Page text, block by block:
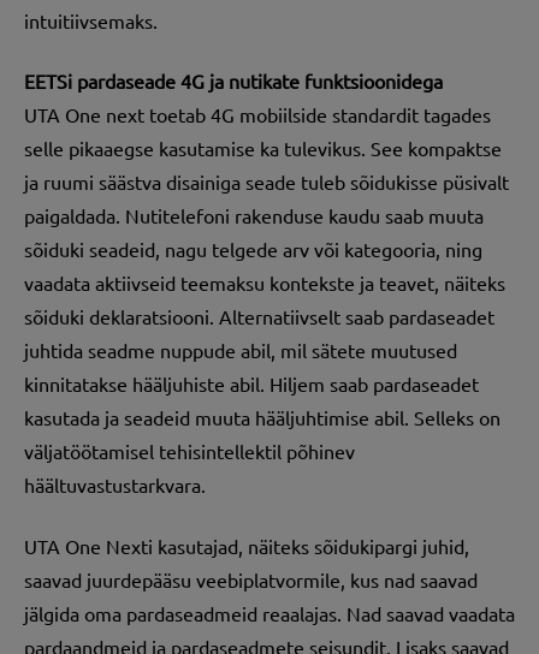
intuitiivsemaks.
EETSi pardaseade 4G ja nutikate funktsioonidega
UTA One next toetab 4G mobiilside standardit tagades
selle pikaaegse kasutamise ka tulevikus. See kompaktse
ja ruumi säästva disainiga seade tuleb sõidukisse püsivalt
paigaldada. Nutitelefoni rakenduse kaudu saab muuta
sõiduki seadeid, nagu telgede arv või kategooria, ning
vaadata aktiivseid teemaksu kontekste ja teavet, näiteks
sõiduki deklaratsiooni. Alternatiivselt saab pardaseadet
juhtida seadme nuppude abil, mil sätete muutused
kinnitatakse hääljuhiste abil. Hiljem saab pardaseadet
kasutada ja seadeid muuta hääljuhtimise abil. Selleks on
väljatöötamisel tehisintellektil põhinev
häältuvastustarkvara.
UTA One Nexti kasutajad, näiteks sõidukipargi juhid,
saavad juurdepääsu veebiplatvormile, kus nad saavad
jälgida oma pardaseadmeid reaalajas. Nad saavad vaadata
pardaandmeid ja pardaseadmete seisundit. Lisaks saavad